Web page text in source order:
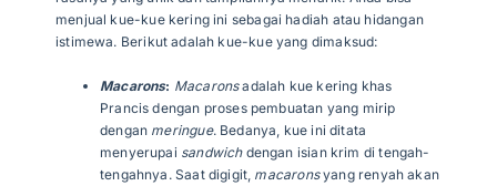
menjual kue-kue kering ini sebagai hadiah atau hidangan
istimewa. Berikut adalah kue-kue yang dimaksud:
Macarons: Macaronsadalah kue kering khas
Prancis dengan proses pembuatan yang mirip
dengan meringue. Bedanya, kue ini ditata
menyerupai sandwich dengan isian krim di tengah-
tengahnya. Saat digigit, macaronsyang renyah akan